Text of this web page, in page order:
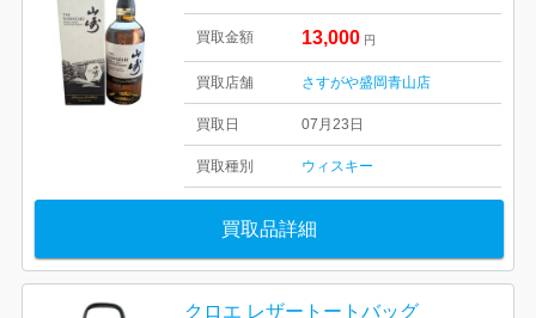
買取金額 13,000 円
買取店舗 さすがや盛岡青山店
買取日 07月23日
買取種別 ウィスキー
買取品詳細
クロエ レザートートバッグ